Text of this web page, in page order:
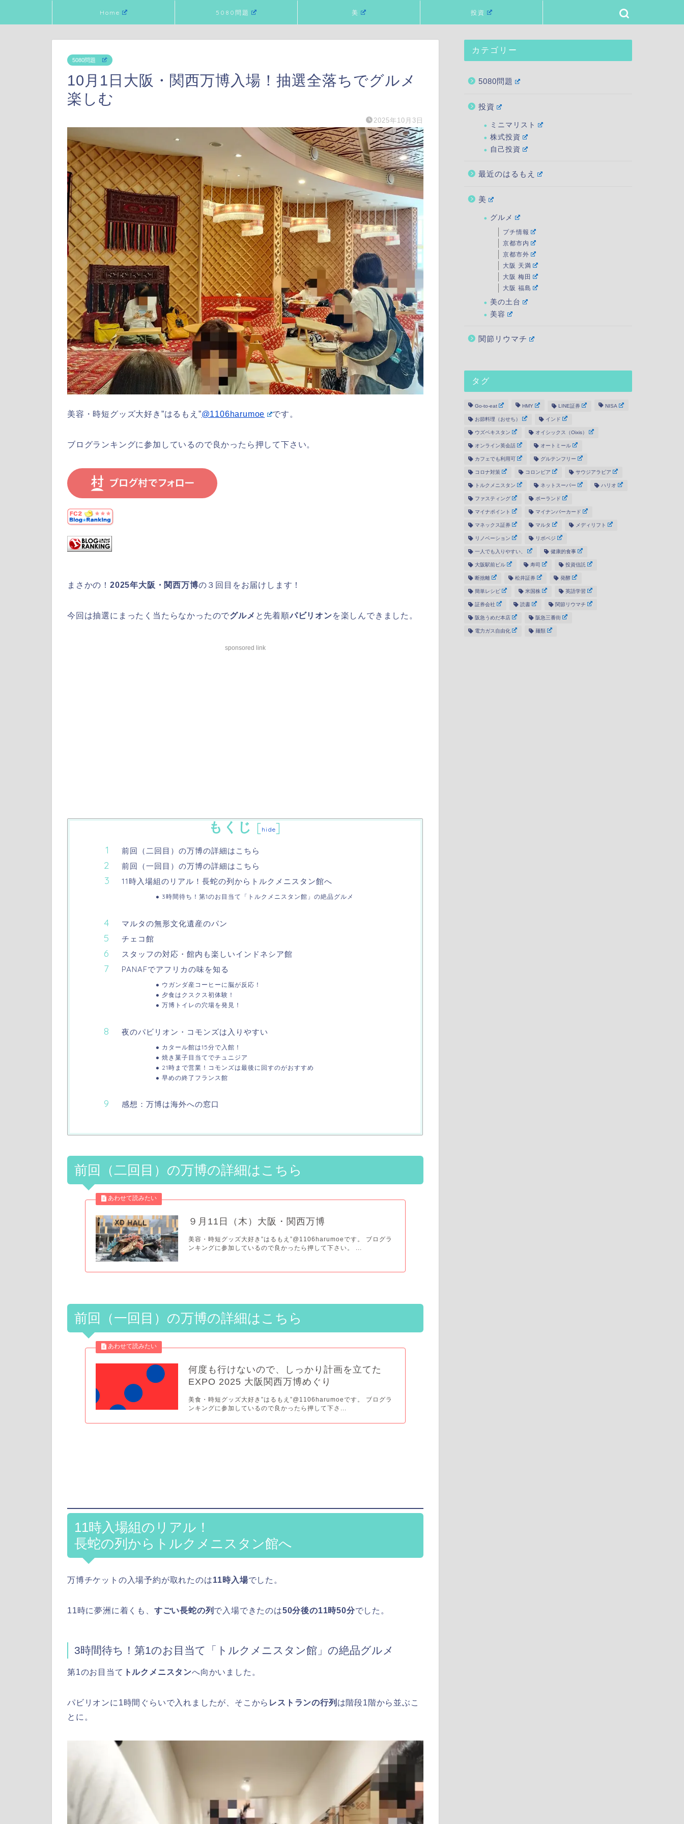
Home 5080問題 美 投資
5080問題
10月1日大阪・関西万博入場！抽選全落ちでグルメ
楽しむ
2025年10月3日
美容・時短グッズ大好き”はるもえ”@1106harumoe です。
ブログランキングに参加しているので良かったら押して下さい。
まさかの！ 2025年大阪・関西万博の３回目をお届けします！
今回は抽選にまったく当たらなかったのでグルメ と先着順パビリオンを楽しんできました。
sponsored link
もくじ [hide]
前回（二回目）の万博の詳細はこちら
前回（一回目）の万博の詳細はこちら
11時入場組のリアル！長蛇の列からトルクメニスタン館へ
3時間待ち！第1のお目当て「トルクメニスタン館」の絶品グルメ
マルタの無形文化遺産のパン
チェコ館
スタッフの対応・館内も楽しいインドネシア館
PANAFでアフリカの味を知る
ウガンダ産コーヒーに脳が反応！
夕食はクスクス初体験！
万博トイレの穴場を発見！
夜のパビリオン・コモンズは入りやすい
カタール館は15分で入館！
焼き菓子目当てでチュニジア
21時まで営業！コモンズは最後に回すのがおすすめ
早めの終了フランス館
感想：万博は海外への窓口
前回（二回目）の万博の詳細はこちら
９月11日（木）大阪・関西万博
美容・時短グッズ大好き”はるもえ”@1106harumoeです。 ブログラ
ンキングに参加しているので良かったら押して下さい。 ...
前回（一回目）の万博の詳細はこちら
何度も行けないので、しっかり計画を立てた
EXPO 2025 大阪関西万博めぐり
美食・時短グッズ大好き”はるもえ”@1106harumoeです。 ブログラ
ンキングに参加しているので良かったら押して下さ...
11時入場組のリアル！
長蛇の列からトルクメニスタン館へ
万博チケットの入場予約が取れたのは11時入場でした。
11時に夢洲に着くも、 すごい長蛇の列 で入場できたのは50分後の11時50分でした。
3時間待ち！第1のお目当て「トルクメニスタン館」の絶品グルメ
第1のお目当て トルクメニスタンへ向かいました。
パビリオンに1時間ぐらいで入れましたが、そこから レストランの行列 は階段1階から並ぶこ
とに。
カテゴリー
5080問題
投資
ミニマリスト
株式投資
自己投資
最近のはるもえ
美
グルメ
プチ情報
京都市内
京都市外
大阪 天満
大阪 梅田
大阪 福島
美の土台
美容
関節リウマチ
タグ
Go-to-eat HMY LINE証券 NISA
お節料理（おせち） インド
ウズベキスタン オイシックス（Oixis）
オンライン英会話 オートミール
カフェでも利用可 グルテンフリー
コロナ対策 コロンビア サウジアラビア
トルクメニスタン ネットスーパー ハリオ
ファスティング ポーランド
マイナポイント マイナンバーカード
マネックス証券 マルタ メディリフト
リノベーション リボベジ
一人でも入りやすい、 健康的食事
大阪駅前ビル 寿司 投資信託
断捨離 松井証券 発酵
簡単レシピ 米国株 英語学習
証券会社 読書 関節リウマチ
阪急うめだ本店 阪急三番街
電力ガス自由化 麺類